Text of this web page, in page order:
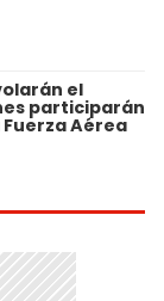
el
participarán
Aérea